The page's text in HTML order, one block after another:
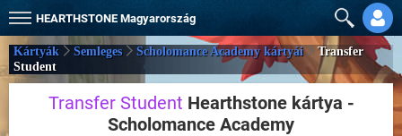
HEARTHSTONE Magyarország
Kártyák Semleges Scholomance Academy kártyái
Transfer
Student
Transfer Student Hearthstone kártya -
Scholomance Academy